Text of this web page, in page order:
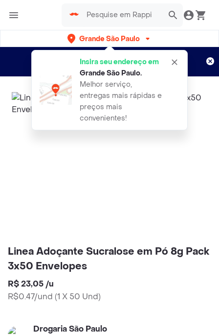
Grande São Paulo
Insira seu endereço em
Grande São Paulo.
Melhor serviço,
entregas mais rápidas e
preços mais
convenientes!
Entregas grátis por 15 dias!
Aplicam T&C
Linea Adoçante Sucralose em Pó 8g Pack
3x50 Envelopes
R$ 23,05 /u
R$0.47/und (1 X 50 Und)
Drogaria São Paulo